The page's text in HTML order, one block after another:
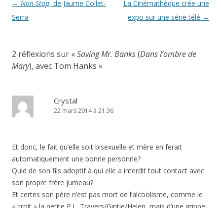
t ê
Navigation
des
← Non-Stop, de Jaume Collet-
Serra
La Cinémathèque crée une
expo sur une série télé →
2 réflexions sur «Saving Mr. Banks(Dans l’ombre de
Mary), avec Tom Hanks »
Crystal
22 mars 2014 à 21:36
Et donc, le fait qu’elle soit bisexuelle et mère en ferait
automatiquement une bonne personne?
Quid de son fils adoptif à qui elle a interdit tout contact avec
son propre frère jumeau?
Et certes son père n’est pas mort de l’alcoolisme, comme le